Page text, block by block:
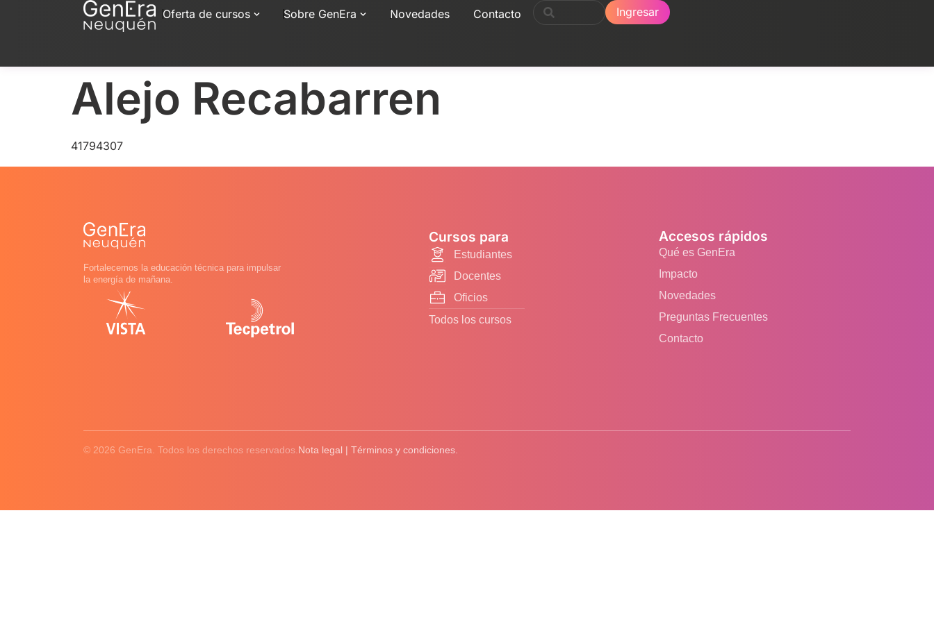
Oferta de cursos Sobre GenEra Novedades Contacto Ingresar
Alejo Recabarren
41794307
Fortalecemos la educación técnica para impulsar
la energía de mañana.
Cursos para
Estudiantes
Docentes
Oficios
Todos los cursos
Accesos rápidos
Qué es GenEra
Impacto
Novedades
Preguntas Frecuentes
Contacto
© 2026 GenEra. Todos los derechos reservados. Nota legal | Términos y condiciones.